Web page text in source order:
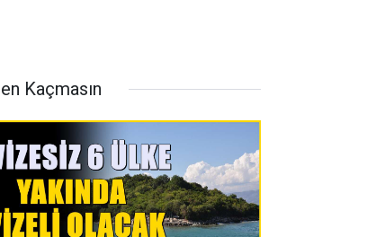
Kaçmasın